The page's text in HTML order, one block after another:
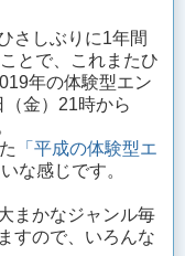
さしぶりに1年間
とで、これまたひ
年の体験型エン
金）21時から
「平成の体験型エ
な感じです。
まかなジャンル毎
すので、いろんな